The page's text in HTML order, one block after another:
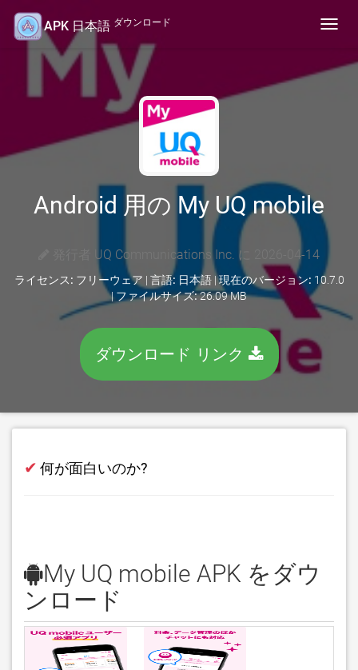
APK 日本語 ダウンロード
Android 用の My UQ mobile
発行者 UQ Communications Inc. に 2026-04-14
ライセンス: フリーウェア | 言語: 日本語 |現在のバージョン: 10.7.0
|ファイルサイズ:26.09 MB
ダウンロード リンク
✔ 何が面白いのか?
My UQ mobile APK をダウ
ンロード